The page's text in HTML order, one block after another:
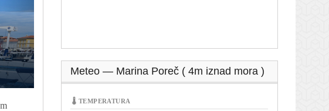
Meteo — Marina Poreč ( 4m iznad mora )
🌡 TEMPERATURA